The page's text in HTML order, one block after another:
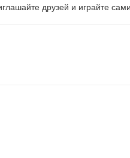
друзей и играйте